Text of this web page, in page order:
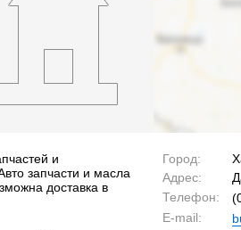
Город:
Адрес:
Телефон:
E-mail:
и
запчасти и масла
доставка в